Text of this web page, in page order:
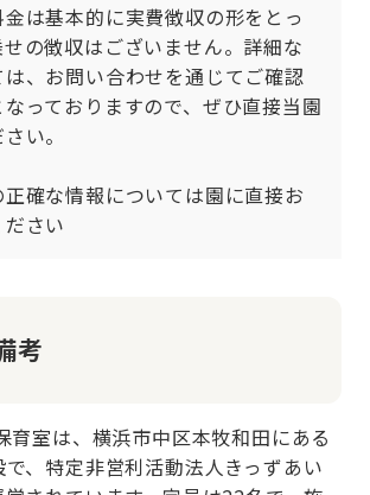
は基本的に実費徴収の形をとっ
の徴収はございません。詳細な
、お問い合わせを通じてご確認
っておりますので、ぜひ直接当園
い。
確な情報については園に直接お
さい
考
育室は、横浜市中区本牧和田にある
、特定非営利活動法人きっずあい